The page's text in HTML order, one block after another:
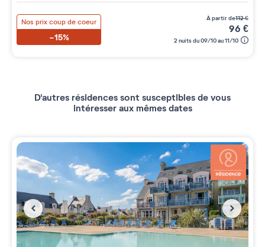
Nos prix coup de coeur
-15%
à partir de112€
96 €
2 nuits du 09/10 au 11/10
D'autres résidences sont susceptibles de vous
intéresser aux mêmes dates